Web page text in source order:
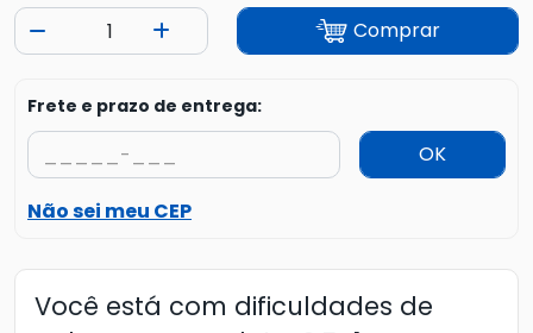
Comprar
Frete e prazo de entrega:
OK
Não sei meu CEP
Você está com dificuldades de